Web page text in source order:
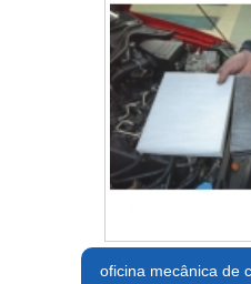
oficina mecânica de